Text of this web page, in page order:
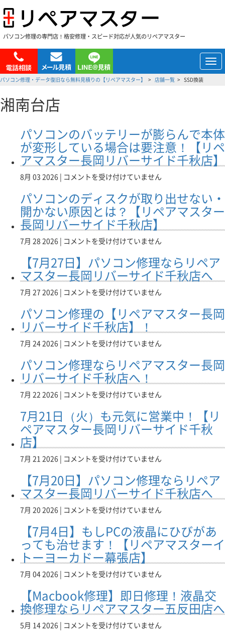
パソコン修理の専門店！格安修理・スピード対応が人気のリペアマスター
メ
ニ
パソコン修理・データ復旧なら無料見積りの【リペアマスター】 店舗一覧 SSD換装
湘南台店
パソコンのバッテリーが膨らんで本体
が変形している場合は要注意！【リペ
アマスター長岡リバーサイド千秋店】
8月 03 2026 | パ
コ
ン
の
バ
ッ
テ
リ
ー
が
ら
で
本
が
形
し
て
い
合
は
要
注
【リ
ペ
ア
マ
タ
ー
長
岡
バ
サ
イ
ド
千
コメントを受け付けていません
パソコンのディスクが取り出せない・
開かない原因とは？【リペアマスター
長岡リバーサイド千秋店】
7月 28 2026 | パ
コ
ン
の
デ
ス
ク
が
取
出
せ
な
い・
開
い
因
と
【リ
ペ
ア
マ
タ
ー
長
岡
リ
ー
サ
イ
ド
千
コメントを受け付けていません
【7月27日】パソコン修理ならリペア
マスター長岡リバーサイド千秋店へ
7月 27 2026 | 【7
27
日】
パ
ソ
ン
修
理
な
ア
タ
長
岡
リ
バ
サ
イ
ド
千
秋
へ
は
コメントを受け付けていません
パソコン修理の【リペアマスター長岡
リバーサイド千秋店】！
7月 24 2026 | パ
コ
ン
修
理
【リ
ペ
ア
タ
ー
長
岡
バ
サ
イ
ド
千
秋
は
コメントを受け付けていません
パソコン修理ならリペアマスター長岡
リバーサイド千秋店へ！
7月 22 2026 | パ
ン
修
な
ら
リ
ペ
ア
ス
タ
ー
長
岡
リ
バ
サ
イ
ド
千
コメントを受け付けていません
7月21日（火）も元気に営業中！【リ
ペアマスター長岡リバーサイド千秋
店】
7月 21 2026 | 7
21
日
（火）
も
気
に
営
業
【リ
ア
マ
タ
コメントを受け付けていません
【7月20日】パソコン修理ならリペア
マスター長岡リバーサイド千秋店へ
7月 20 2026 | 【7
20
日】
パ
ソ
コ
ン
理
な
リ
コメントを受け付けていません
【7月4日】もしPCの液晶にひびがあ
っても治せます！【リペアマスターイ
トーヨーカドー幕張店】
7月 04 2026 | 【7
4
日】
も
し
コメントを受け付けていません
【Macbook修理】即日修理！液晶交
換修理ならリペアマスター五反田店へ
5月 14 2026 | 【Macbook
コメントを受け付けていません